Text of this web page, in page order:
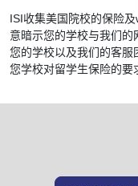
ISI收集美国院校的保险
意暗示您的学校与我们
您的学校以及我们的客
您学校对留学生保险的要